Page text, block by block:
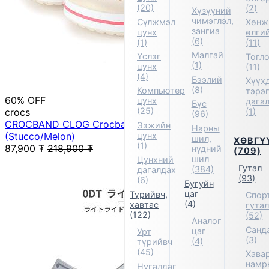
(20)
Сүлжмэл
цүнх
(1)
Үслэг
цүнх
(4)
Компьютер
цүнх
(25)
Ээжийн
цүнх
(1)
Цүнхний
дагалдах
(6)
Түрийвч,
хавтас
(122)
Урт
түрийвч
(45)
Нугалдаг
Хүзүүний
чимэглэл,
зангиа
(6)
Малгай
(1)
Бээлий
(8)
Бүс
(96)
Нарны
шил,
нүдний
шил
(384)
Бугуйн
цаг
(4)
Аналог
цаг
(4)
(2)
(11)
(11)
(1)
(709)
Гутал
(93)
гутал
(52)
(3)
60% OFF
crocs
CROCBAND CLOG Crocband Clog Sandals
(Stucco/Melon)
87,900 ₮ 218,900 ₮